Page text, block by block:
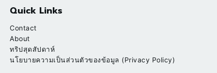
Quick Links
Contact
About
ทริปสุดสัปดาห์
นโยบายความเป็นส่วนตัวของข้อมูล (Privacy Policy)